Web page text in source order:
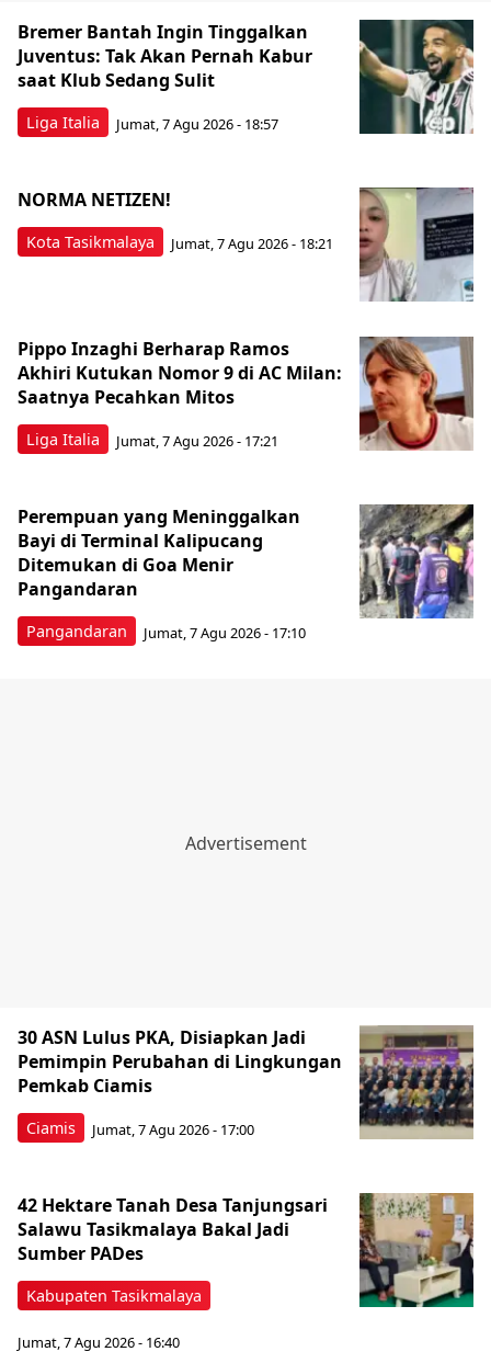
Liga Italia
Bremer Bantah Ingin Tinggalkan
Juventus: Tak Akan Pernah Kabur
saat Klub Sedang Sulit
Jumat, 7 Agu 2026 - 18:57
Kota Tasikmalaya
NORMA NETIZEN!
Jumat, 7 Agu 2026 - 18:21
Liga Italia
Pippo Inzaghi Berharap Ramos
Akhiri Kutukan Nomor 9 di AC Milan:
Saatnya Pecahkan Mitos
Jumat, 7 Agu 2026 - 17:21
Pangandaran
Perempuan yang Meninggalkan
Bayi di Terminal Kalipucang
Ditemukan di Goa Menir
Pangandaran
Jumat, 7 Agu 2026 - 17:10
Ciamis
30 ASN Lulus PKA, Disiapkan Jadi
Pemimpin Perubahan di Lingkungan
Pemkab Ciamis
Jumat, 7 Agu 2026 - 17:00
Kabupaten Tasikmalaya
42 Hektare Tanah Desa Tanjungsari
Salawu Tasikmalaya Bakal Jadi
Sumber PADes
Jumat, 7 Agu 2026 - 16:40